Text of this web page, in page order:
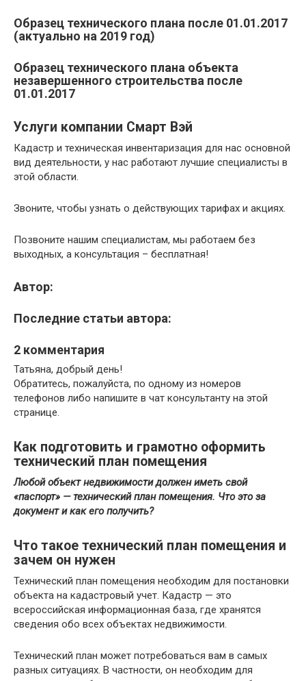
Образец технического плана после 01.01.2017
(актуально на 2019 год)
Образец технического плана объекта
незавершенного строительства после
01.01.2017
Услуги компании Смарт Вэй
Кадастр и техническая инвентаризация для нас основной
вид деятельности, у нас работают лучшие специалисты в
этой области.
Звоните, чтобы узнать о действующих тарифах и акциях.
Позвоните нашим специалистам, мы работаем без
выходных, а консультация – бесплатная!
Автор:
Последние статьи автора:
2 комментария
Татьяна, добрый день!
Обратитесь, пожалуйста, по одному из номеров
телефонов либо напишите в чат консультанту на этой
странице.
Как подготовить и грамотно оформить
технический план помещения
Любой объект недвижимости должен иметь свой
«паспорт» — технический план помещения. Что это за
документ и как его получить?
Что такое технический план помещения и
зачем он нужен
Технический план помещения необходим для постановки
объекта на кадастровый учет. Кадастр — это
всероссийская информационная база, где хранятся
сведения обо всех объектах недвижимости.
Технический план может потребоваться вам в самых
разных ситуациях. В частности, он необходим для